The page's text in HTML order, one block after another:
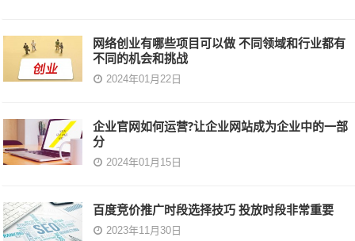
网络创业有哪些项目可以做 不同领域和行业都有
不同的机会和挑战
2024年01月22日
企业官网如何运营?让企业网站成为企业中的一部
分
2024年01月15日
百度竞价推广时段选择技巧 投放时段非常重要
2023年11月30日